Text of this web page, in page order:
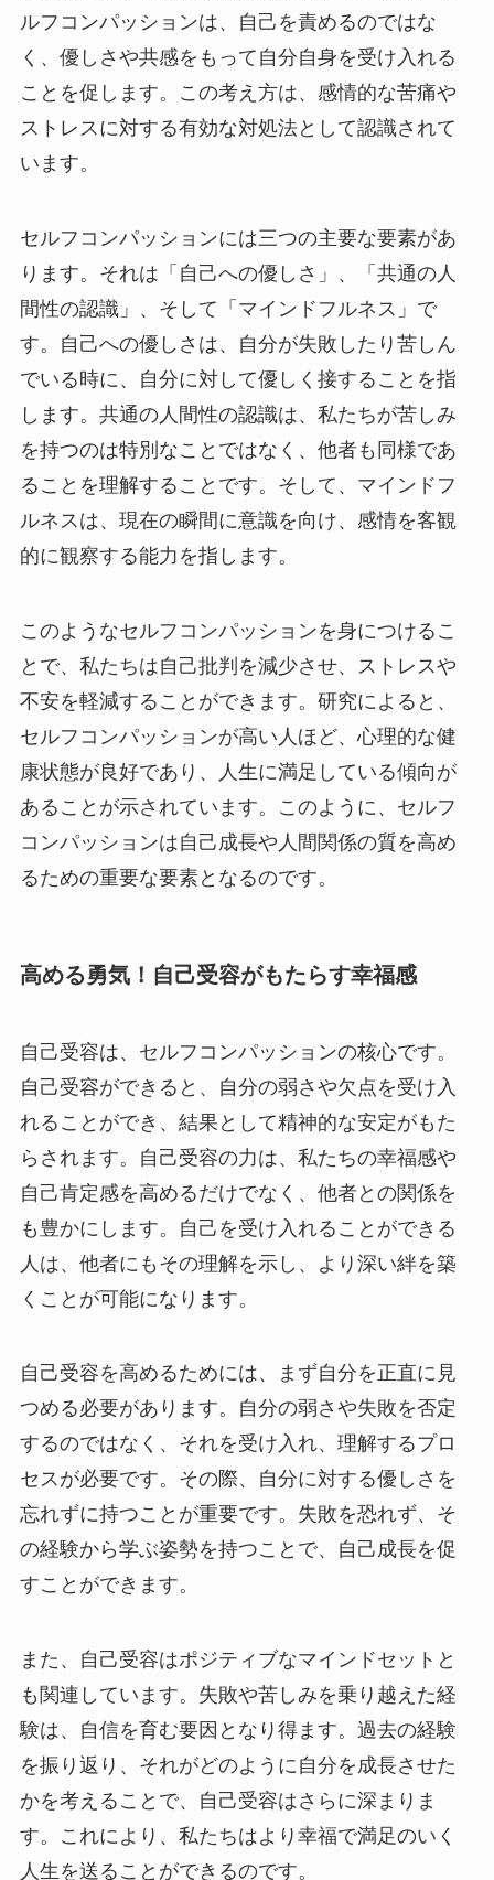
ルフコンパッションは、自己を責めるのではな
く、優しさや共感をもって自分自身を受け入れる
ことを促します。この考え方は、感情的な苦痛や
ストレスに対する有効な対処法として認識されて
います。
セルフコンパッションには三つの主要な要素があ
ります。それは「自己への優しさ」、「共通の人
間性の認識」、そして「マインドフルネス」で
す。自己への優しさは、自分が失敗したり苦しん
でいる時に、自分に対して優しく接することを指
します。共通の人間性の認識は、私たちが苦しみ
を持つのは特別なことではなく、他者も同様であ
ることを理解することです。そして、マインドフ
ルネスは、現在の瞬間に意識を向け、感情を客観
的に観察する能力を指します。
このようなセルフコンパッションを身につけるこ
とで、私たちは自己批判を減少させ、ストレスや
不安を軽減することができます。研究によると、
セルフコンパッションが高い人ほど、心理的な健
康状態が良好であり、人生に満足している傾向が
あることが示されています。このように、セルフ
コンパッションは自己成長や人間関係の質を高め
るための重要な要素となるのです。
高める勇気！自己受容がもたらす幸福感
自己受容は、セルフコンパッションの核心です。
自己受容ができると、自分の弱さや欠点を受け入
れることができ、結果として精神的な安定がもた
らされます。自己受容の力は、私たちの幸福感や
自己肯定感を高めるだけでなく、他者との関係を
も豊かにします。自己を受け入れることができる
人は、他者にもその理解を示し、より深い絆を築
くことが可能になります。
自己受容を高めるためには、まず自分を正直に見
つめる必要があります。自分の弱さや失敗を否定
するのではなく、それを受け入れ、理解するプロ
セスが必要です。その際、自分に対する優しさを
忘れずに持つことが重要です。失敗を恐れず、そ
の経験から学ぶ姿勢を持つことで、自己成長を促
すことができます。
また、自己受容はポジティブなマインドセットと
も関連しています。失敗や苦しみを乗り越えた経
験は、自信を育む要因となり得ます。過去の経験
を振り返り、それがどのように自分を成長させた
かを考えることで、自己受容はさらに深まりま
す。これにより、私たちはより幸福で満足のいく
人生を送ることができるのです。